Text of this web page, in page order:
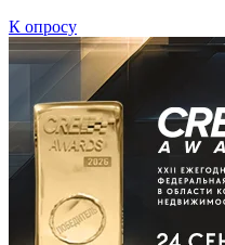
К опросу